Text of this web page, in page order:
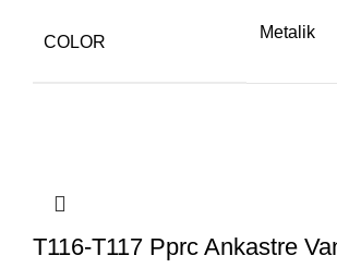
COLOR
Metalik
T116-T117 Pprc Ankastre